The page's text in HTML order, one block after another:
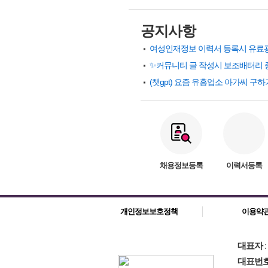
공지사항
✨커뮤니티 글 작성시 보조배터리
채용정보등록 이력서등록
개인정보보호정책 이용약
대표자:
대표번